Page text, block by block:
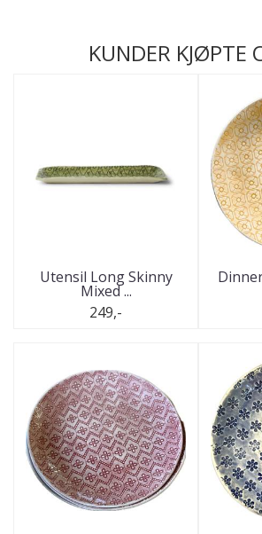
KUNDER KJØPTE
Utensil Long Skinny
Mixed ...
249,-